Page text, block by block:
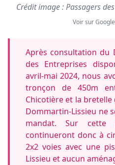
Crédit image : Passagers
Voir sur
Après consultation du
des Entreprises
avril-mai 2024, nous
tronçon de 450m
Chicotière et la
Dommartin-Lissieu ne
mandat. Sur cette
continueront donc à
2x2 voies avec une
Lissieu et aucun